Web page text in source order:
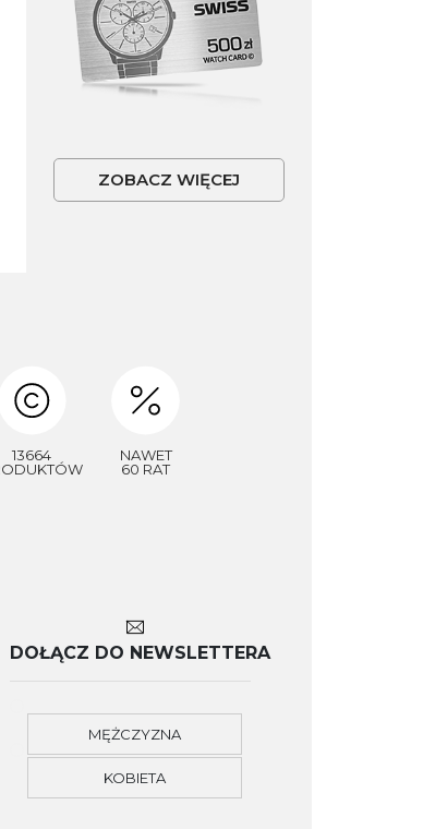
ZOBACZ WIĘCEJ
13664
NAWET
60 RAT
DOŁĄCZ DO NEWSLETTERA
MĘŻCZYZNA
KOBIETA